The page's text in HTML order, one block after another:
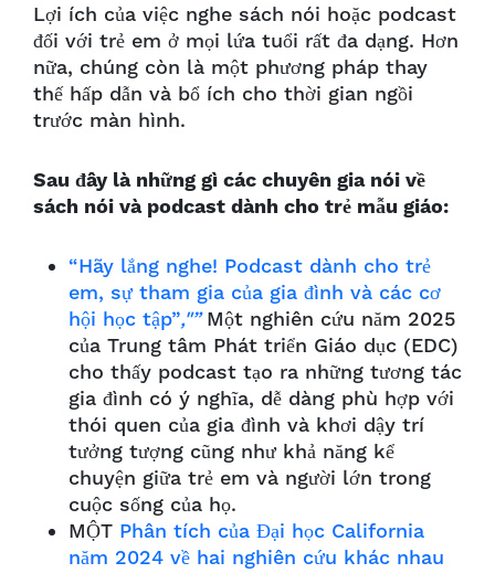
Lợi ích của việc nghe sách nói hoặc podcast
đối với trẻ em ở mọi lứa tuổi rất đa dạng. Hơn
nữa, chúng còn là một phương pháp thay
thế hấp dẫn và bổ ích cho thời gian ngồi
trước màn hình.
Sau đây là những gì các chuyên gia nói về
sách nói và podcast dành cho trẻ mẫu giáo:
“Hãy lắng nghe! Podcast dành cho trẻ
em, sự tham gia của gia đình và các cơ
hội học tập”,"” Một nghiên cứu năm 2025
của Trung tâm Phát triển Giáo dục (EDC)
cho thấy podcast tạo ra những tương tác
gia đình có ý nghĩa, dễ dàng phù hợp với
thói quen của gia đình và khơi dậy trí
tưởng tượng cũng như khả năng kể
chuyện giữa trẻ em và người lớn trong
cuộc sống của họ.
MỘT Phân tích của Đại học California
năm 2024 về hai nghiên cứu khác nhau